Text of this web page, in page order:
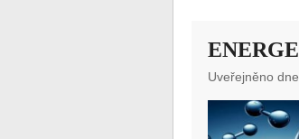
Uveřejněno